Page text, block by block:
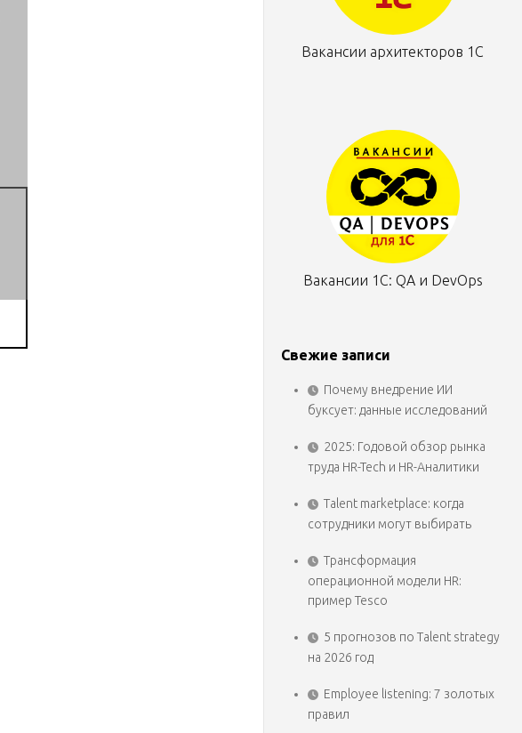
Вакансии архитекторов 1С
Вакансии 1С: QA и DevOps
Свежие записи
Почему внедрение ИИ
буксует: данные исследований
2025: Годовой обзор рынка
труда HR-Tech и HR-Аналитики
Talent marketplace: когда
сотрудники могут выбирать
Трансформация
операционной модели HR:
пример Tesco
5 прогнозов по Talent strategy
на 2026 год
Employee listening: 7 золотых
правил